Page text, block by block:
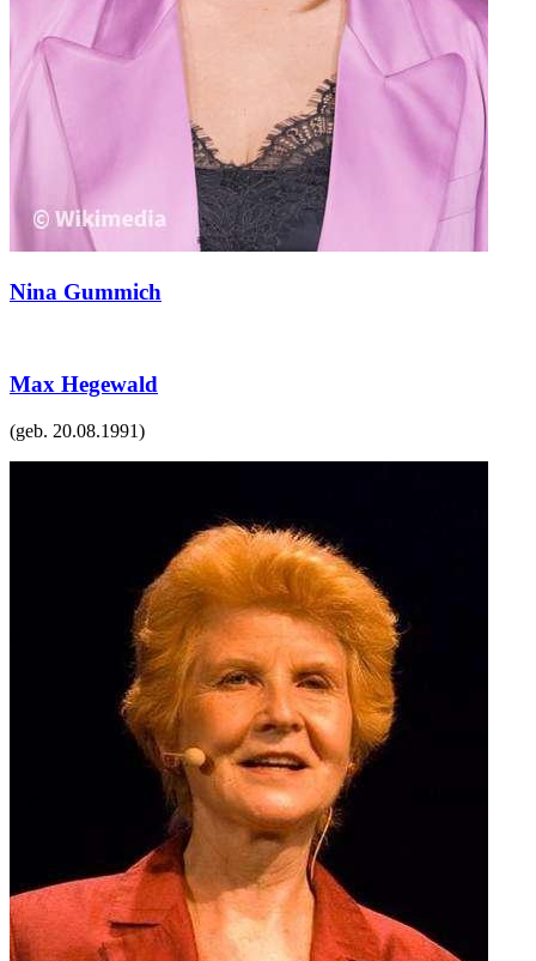
Nina Gummich
Max Hegewald
(geb. 20.08.1991)